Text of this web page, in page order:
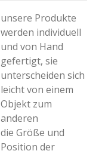
unsere Produkte
werden individuell
und von Hand
gefertigt, sie
unterscheiden sich
leicht von einem
Objekt zum
anderen
die Größe und
Position der